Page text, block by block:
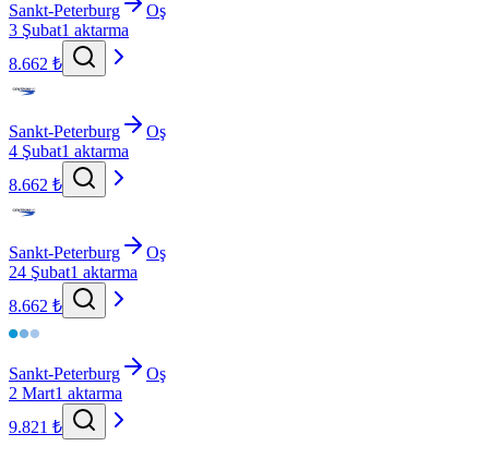
Sankt-Peterburg
Oş
3 Şubat1 aktarma
8.662 ₺
Sankt-Peterburg
Oş
4 Şubat1 aktarma
8.662 ₺
Sankt-Peterburg
Oş
24 Şubat1 aktarma
8.662 ₺
Sankt-Peterburg
Oş
2 Mart1 aktarma
9.821 ₺